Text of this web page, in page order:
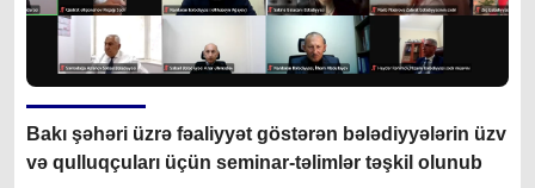
Bakı şəhəri üzrə fəaliyyət göstərən bələdiyyələrin üzv
və qulluqçuları üçün seminar-təlimlər təşkil olunub